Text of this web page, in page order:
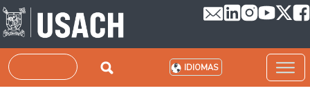
Pasar al contenido principal
Buscar IDIOMAS